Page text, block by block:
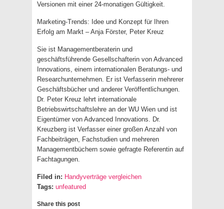
Versionen mit einer 24-monatigen Gültigkeit.
Marketing-Trends: Idee und Konzept für Ihren
Erfolg am Markt – Anja Förster, Peter Kreuz
Sie ist Managementberaterin und
geschäftsführende Gesellschafterin von Advanced
Innovations, einem internationalen Beratungs- und
Researchunternehmen. Er ist Verfasserin mehrerer
Geschäftsbücher und anderer Veröffentlichungen.
Dr. Peter Kreuz lehrt internationale
Betriebswirtschaftslehre an der WU Wien und ist
Eigentümer von Advanced Innovations. Dr.
Kreuzberg ist Verfasser einer großen Anzahl von
Fachbeiträgen, Fachstudien und mehreren
Managementbüchern sowie gefragte Referentin auf
Fachtagungen.
Filed in: Handyverträge vergleichen
Tags: unfeatured
Share this post